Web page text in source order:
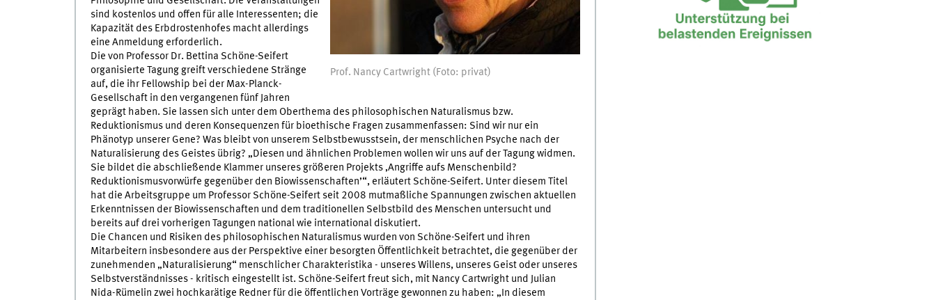
Prof. Nancy Cartwright (Foto: privat)
sind kostenlos und offen für alle Interessenten; die
Kapazität des Erbdrostenhofes macht allerdings
eine Anmeldung erforderlich.
Die von Professor Dr. Bettina Schöne-Seifert
organisierte Tagung greift verschiedene Stränge
auf, die ihr Fellowship bei der Max-Planck-
Gesellschaft in den vergangenen fünf Jahren
geprägt haben. Sie lassen sich unter dem Oberthema des philosophischen Naturalismus bzw.
Reduktionismus und deren Konsequenzen für bioethische Fragen zusammenfassen: Sind wir nur ein
Phänotyp unserer Gene? Was bleibt von unserem Selbstbewusstsein, der menschlichen Psyche nach der
Naturalisierung des Geistes übrig? „Diesen und ähnlichen Problemen wollen wir uns auf der Tagung widmen.
Sie bildet die abschließende Klammer unseres größeren Projekts ‚Angriffe aufs Menschenbild?
Reduktionismusvorwürfe gegenüber den Biowissenschaften’“, erläutert Schöne-Seifert. Unter diesem Titel
hat die Arbeitsgruppe um Professor Schöne-Seifert seit 2008 mutmaßliche Spannungen zwischen aktuellen
Erkenntnissen der Biowissenschaften und dem traditionellen Selbstbild des Menschen untersucht und
bereits auf drei vorherigen Tagungen national wie international diskutiert.
Die Chancen und Risiken des philosophischen Naturalismus wurden von Schöne-Seifert und ihren
Mitarbeitern insbesondere aus der Perspektive einer besorgten Öffentlichkeit betrachtet, die gegenüber der
zunehmenden „Naturalisierung“ menschlicher Charakteristika - unseres Willens, unseres Geist oder unseres
Selbstverständnisses - kritisch eingestellt ist. Schöne-Seifert freut sich, mit Nancy Cartwright und Julian
Nida-Rümelin zwei hochkarätige Redner für die öffentlichen Vorträge gewonnen zu haben: „In diesem